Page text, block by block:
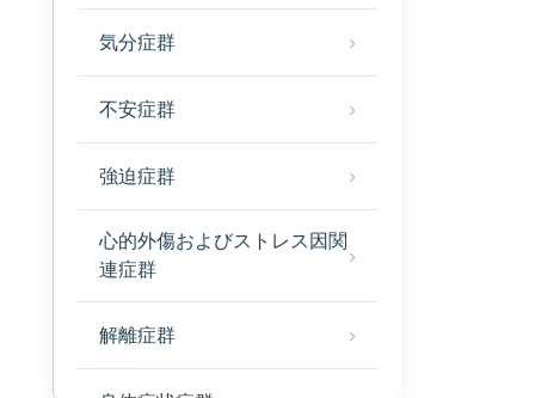
気分症群
不安症群
強迫症群
心的外傷およびストレス因関
連症群
解離症群